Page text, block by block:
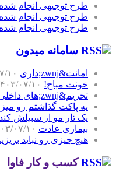
طرح توجیهی انجام
طرح توجیهی انجام
طرح توجیهی انجام
سامانه میدون
امانت&zwnj;داری
خونت مباح! ۱۴۰۳/۰۷/
تحریم&zwnj;های داخلی
یه پاکت گذاشتم رو
یک تار مو از سبیلش
بیماری عادت ۱۴۰۳/
هیچ چیزی رو نباید
کسب و کار فاوا